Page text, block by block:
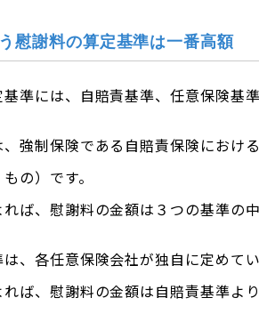
慰謝料の算定基準は一番高額
準には、自賠責基準、任意保険基
強制保険である自賠責保険におけ
の）です。
ば、慰謝料の金額は３つの基準の
、各任意保険会社が独自に定めてい
ば、慰謝料の金額は自賠責基準よ